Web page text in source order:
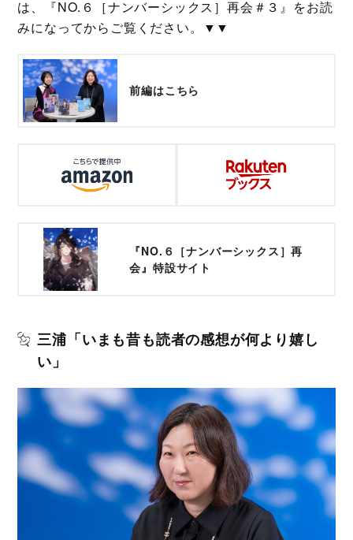
は、『NO.６［ナンバーシックス］再会＃３』をお読
みになってからご覧ください。▼▼
前編はこちら
『NO.６［ナンバーシックス］再
会』特設サイト
三浦「いまも昔も読者の感想が何より嬉し
い」